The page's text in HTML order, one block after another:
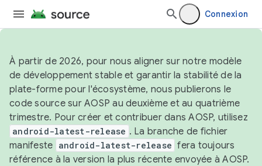
Connexion
À partir de 2026, pour nous aligner sur notre modèle
de développement stable et garantir la stabilité de la
plate-forme pour l'écosystème, nous publierons le
code source sur AOSP au deuxième et au quatrième
trimestre. Pour créer et contribuer dans AOSP, utilisez
android-latest-release . La branche de fichier
manifeste android-latest-release fera toujours
référence à la version la plus récente envoyée à AOSP.